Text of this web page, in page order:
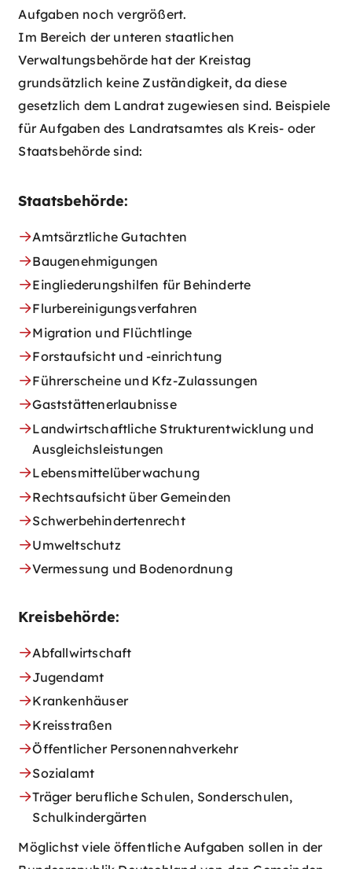
Aufgaben noch vergrößert.
Im Bereich der unteren staatlichen
Verwaltungsbehörde hat der Kreistag
grundsätzlich keine Zuständigkeit, da diese
gesetzlich dem Landrat zugewiesen sind. Beispiele
für Aufgaben des Landratsamtes als Kreis- oder
Staatsbehörde sind:
Staatsbehörde:
Amtsärztliche Gutachten
Baugenehmigungen
Eingliederungshilfen für Behinderte
Flurbereinigungsverfahren
Migration und Flüchtlinge
Forstaufsicht und -einrichtung
Führerscheine und Kfz-Zulassungen
Gaststättenerlaubnisse
Landwirtschaftliche Strukturentwicklung und
Ausgleichsleistungen
Lebensmittelüberwachung
Rechtsaufsicht über Gemeinden
Schwerbehindertenrecht
Umweltschutz
Vermessung und Bodenordnung
Kreisbehörde:
Abfallwirtschaft
Jugendamt
Krankenhäuser
Kreisstraßen
Öffentlicher Personennahverkehr
Sozialamt
Träger berufliche Schulen, Sonderschulen,
Schulkindergärten
Möglichst viele öffentliche Aufgaben sollen in der